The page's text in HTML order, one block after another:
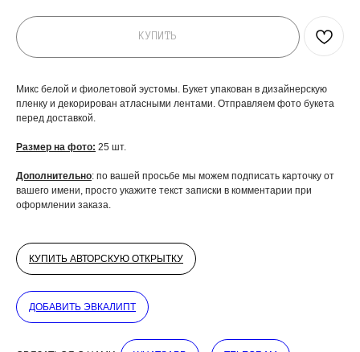
КУПИТЬ
Микс белой и фиолетовой эустомы. Букет упакован в дизайнерскую
пленку и декорирован атласными лентами. Отправляем фото букета
перед доставкой.
Размер на фото: 25 шт.
Дополнительно: по вашей просьбе мы можем подписать карточку от
вашего имени, просто укажите текст записки в комментарии при
оформлении заказа.
КУПИТЬ АВТОРСКУЮ ОТКРЫТКУ
ДОБАВИТЬ ЭВКАЛИПТ